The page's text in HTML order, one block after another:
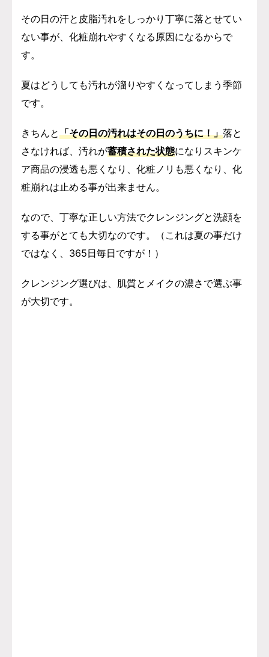
その日の汗と皮脂汚れをしっかり丁寧に落とせてい
ない事が、化粧崩れやすくなる原因になるからで
す。
夏はどうしても汚れが溜りやすくなってしまう季節
です。
きちんと「その日の汚れはその日のうちに！」落と
さなければ、汚れが蓄積された状態になりスキンケ
ア商品の浸透も悪くなり、化粧ノリも悪くなり、化
粧崩れは止める事が出来ません。
なので、丁寧な正しい方法でクレンジングと洗顔を
する事がとても大切なのです。
（これは夏の事だけ
ではなく、365日毎日ですが！）
クレンジング選びは、肌質とメイクの濃さで選ぶ事
が大切です。